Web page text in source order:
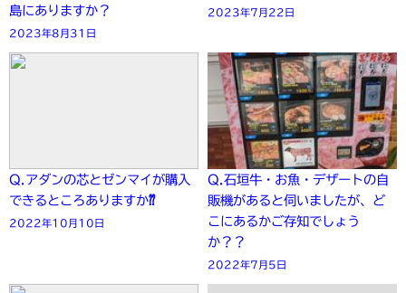
島にありますか？
2023年8月31日
2023年7月22日
Q.アダンの芯とゼンマイが購入
できるところありますか⁇
2022年10月10日
Q.石垣牛・お魚・デザートの自
販機があると伺いましたが、ど
こにあるかご存知でしょう
か？？
2022年7月5日